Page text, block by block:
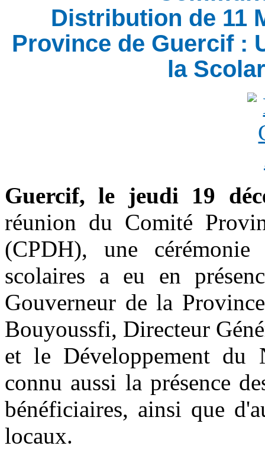
Distribution de 11
Province de Guercif :
la
Guercif, le jeudi 19
réunion du Comité
(CPDH), une
scolaires a eu en
Gouverneur de la
Bouyoussfi, Directeur
et le Développement du
connu aussi la présence
bénéficiaires, ainsi que
locaux.